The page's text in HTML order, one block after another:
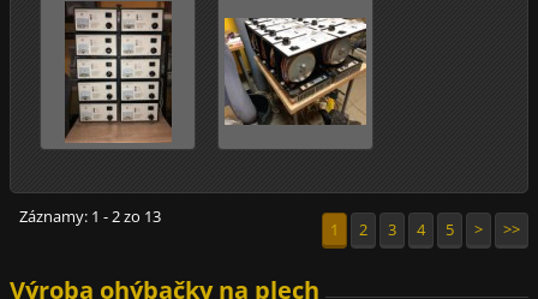
Záznamy: 1 - 2 zo 13
1 2 3 4 5 > >>
Výroba ohýbačky na plech